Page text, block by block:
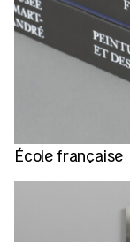
École française